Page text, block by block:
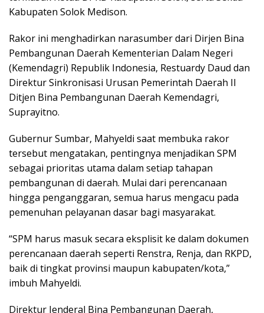
Kabupaten Solok Medison.
Rakor ini menghadirkan narasumber dari Dirjen Bina
Pembangunan Daerah Kementerian Dalam Negeri
(Kemendagri) Republik Indonesia, Restuardy Daud dan
Direktur Sinkronisasi Urusan Pemerintah Daerah II
Ditjen Bina Pembangunan Daerah Kemendagri,
Suprayitno.
Gubernur Sumbar, Mahyeldi saat membuka rakor
tersebut mengatakan, pentingnya menjadikan SPM
sebagai prioritas utama dalam setiap tahapan
pembangunan di daerah. Mulai dari perencanaan
hingga penganggaran, semua harus mengacu pada
pemenuhan pelayanan dasar bagi masyarakat.
“SPM harus masuk secara eksplisit ke dalam dokumen
perencanaan daerah seperti Renstra, Renja, dan RKPD,
baik di tingkat provinsi maupun kabupaten/kota,”
imbuh Mahyeldi.
Direktur Jenderal Bina Pembangunan Daerah,